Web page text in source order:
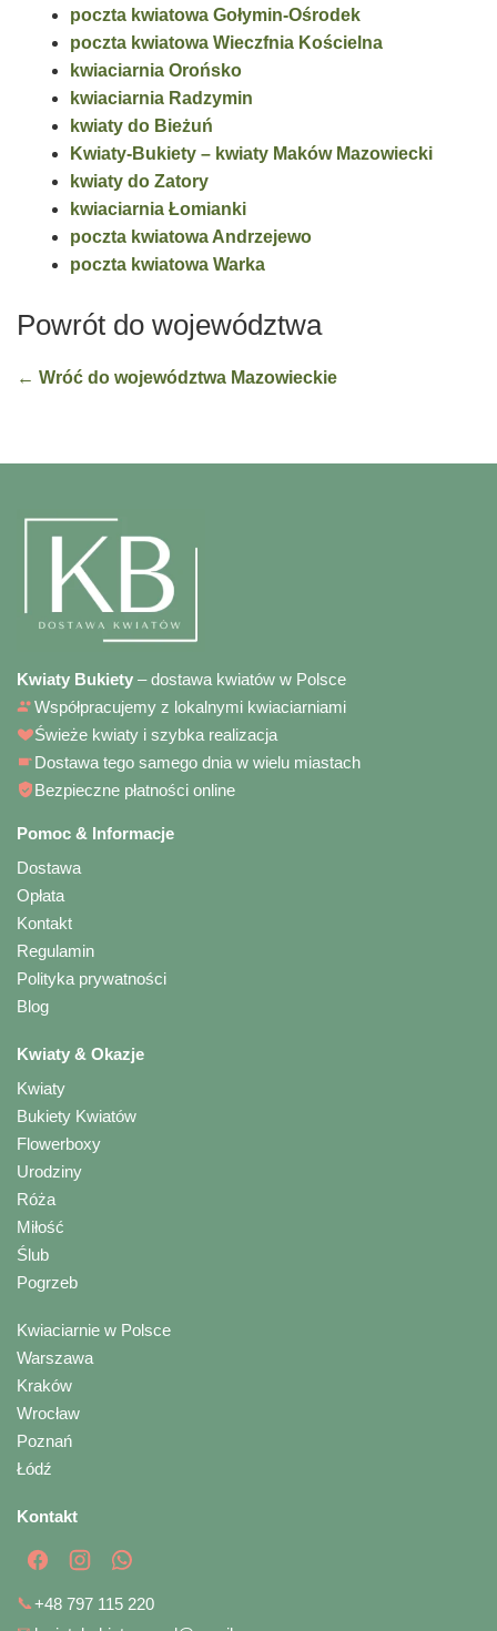
poczta kwiatowa Gołymin-Ośrodek
poczta kwiatowa Wieczfnia Kościelna
kwiaciarnia Orońsko
kwiaciarnia Radzymin
kwiaty do Bieżuń
Kwiaty-Bukiety – kwiaty Maków Mazowiecki
kwiaty do Zatory
kwiaciarnia Łomianki
poczta kwiatowa Andrzejewo
poczta kwiatowa Warka
Powrót do województwa
← Wróć do województwa Mazowieckie
Kwiaty Bukiety – dostawa kwiatów w Polsce
Współpracujemy z lokalnymi kwiaciarniami
Świeże kwiaty i szybka realizacja
Dostawa tego samego dnia w wielu miastach
Bezpieczne płatności online
Pomoc & Informacje
Dostawa
Opłata
Kontakt
Regulamin
Polityka prywatności
Blog
Kwiaty & Okazje
Kwiaty
Bukiety Kwiatów
Flowerboxy
Urodziny
Róża
Miłość
Ślub
Pogrzeb
Kwiaciarnie w Polsce
Warszawa
Kraków
Wrocław
Poznań
Łódź
Kontakt
📞+48 797 115 220